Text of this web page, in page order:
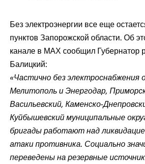
Без электроэнергии все еще
пунктов Запорожской области. Об
канале в МАХ сообщил Губернатор
Балицкий:
«Частично без электроснабжения
Мелитополь и Энергодар,
Васильевский, Каменско-
Куйбышевский муниципальные
бригады работают над
атаки противника. Социально
переведены на резервные